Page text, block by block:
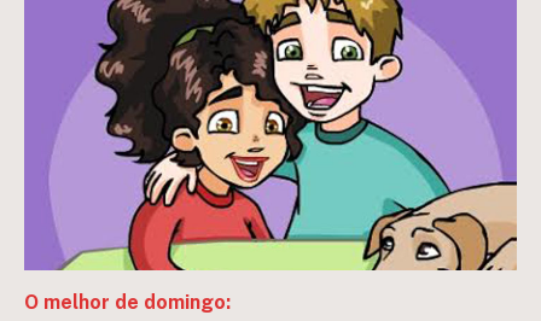
O melhor de domingo: